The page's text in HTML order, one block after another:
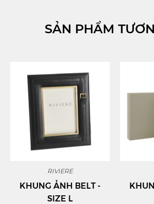
SẢN PHẨM
RIVIERE
KHUNG ẢNH BELT -
SIZE L